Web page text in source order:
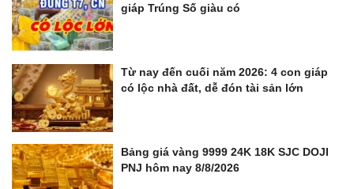
giáp Trúng Số giàu có
Từ nay đến cuối năm 2026: 4 con giáp
có lộc nhà đất, dễ đón tài sản lớn
Bảng giá vàng 9999 24K 18K SJC DOJI
PNJ hôm nay 8/8/2026